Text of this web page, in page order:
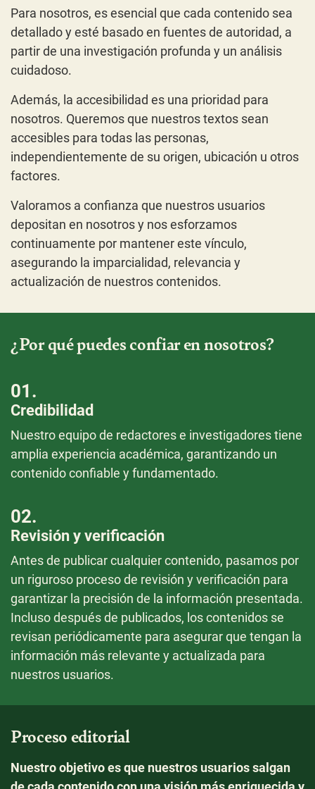
Para nosotros, es esencial que cada contenido sea
detallado y esté basado en fuentes de autoridad, a
partir de una investigación profunda y un análisis
cuidadoso.
Además, la accesibilidad es una prioridad para
nosotros. Queremos que nuestros textos sean
accesibles para todas las personas,
independientemente de su origen, ubicación u otros
factores.
Valoramos a confianza que nuestros usuarios
depositan en nosotros y nos esforzamos
continuamente por mantener este vínculo,
asegurando la imparcialidad, relevancia y
actualización de nuestros contenidos.
¿Por qué puedes confiar en nosotros?
01.
Credibilidad
Nuestro equipo de redactores e investigadores tiene
amplia experiencia académica, garantizando un
contenido confiable y fundamentado.
02.
Revisión y verificación
Antes de publicar cualquier contenido, pasamos por
un riguroso proceso de revisión y verificación para
garantizar la precisión de la información presentada.
Incluso después de publicados, los contenidos se
revisan periódicamente para asegurar que tengan la
información más relevante y actualizada para
nuestros usuarios.
Proceso editorial
Nuestro objetivo es que nuestros usuarios salgan